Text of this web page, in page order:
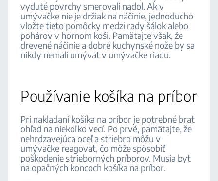
vyduté povrchy smerovali nadol. Ak v
umývačke nie je držiak na náčinie, jednoducho
vložte tieto pomôcky medzi rady šálok alebo
pohárov v hornom koši. Pamätajte však, že
drevené náčinie a dobré kuchynské nože by sa
nikdy nemali umývať v umývačke riadu.
Používanie košíka na príbor
Pri nakladaní košíka na príbor je potrebné brať
ohľad na niekoľko vecí. Po prvé, pamätajte, že
nehrdzavejúca oceľ a striebro môžu v
umývačke reagovať, čo môže spôsobiť
poškodenie strieborných príborov. Musia byť
na opačných koncoch košíka na príbor.